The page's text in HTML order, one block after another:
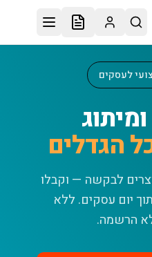
לעסקים
הגדלים
לבקשה — וקבלו
יום עסקים. ללא
הרשמה.